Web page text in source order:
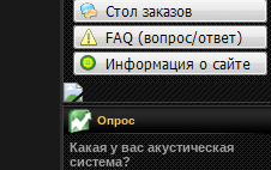
Опрос
Какая у вас акустическая
система?